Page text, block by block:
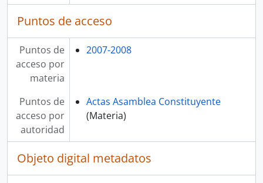
Puntos de acceso
Puntos de
acceso por
materia
2007-2008
Puntos de
acceso por
autoridad
Actas Asamblea Constituyente
(Materia)
Objeto digital metadatos